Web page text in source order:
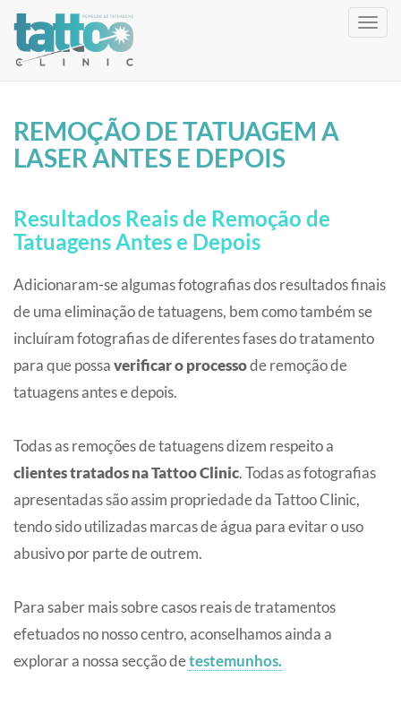
REMOÇÃO DE TATUAGEM A
LASER ANTES E DEPOIS
Resultados Reais de Remoção de
Tatuagens Antes e Depois
Adicionaram-se algumas fotografias dos resultados finais
de uma eliminação de tatuagens, bem como também se
incluíram fotografias de diferentes fases do tratamento
para que possaverificar o processode remoção de
tatuagens antes e depois.
Todas as remoções de tatuagens dizem respeito a
clientes tratados na Tattoo Clinic. Todas as fotografias
apresentadas são assim propriedade da Tattoo Clinic,
tendo sido utilizadas marcas de água para evitar o uso
abusivo por parte de outrem.
Para saber mais sobre casos reais de tratamentos
efetuados no nosso centro, aconselhamos ainda a
explorar a nossa secção detestemunhos.